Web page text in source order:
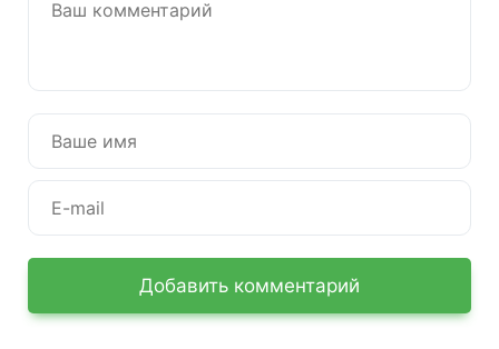
Добавить комментарий